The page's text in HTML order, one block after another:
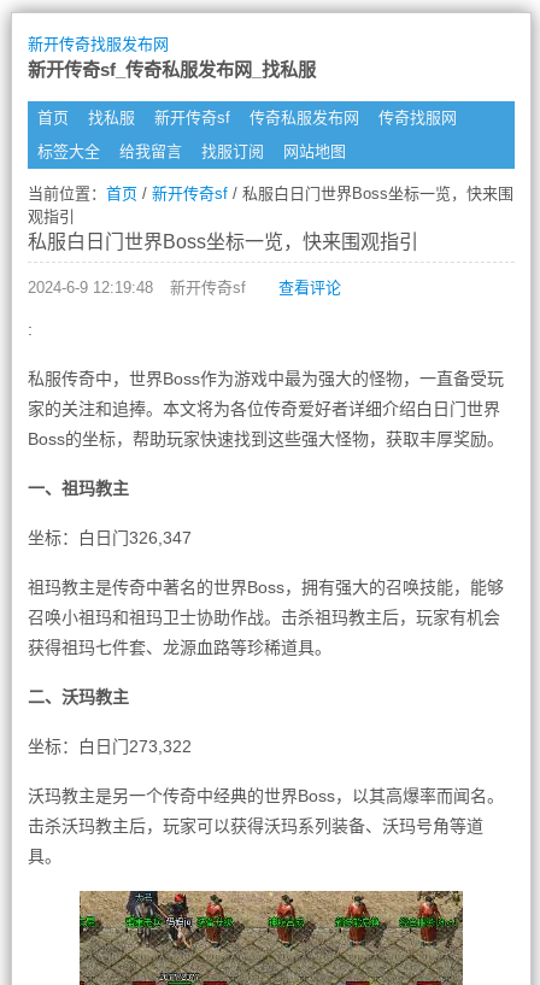
新开传奇找服发布网
新开传奇sf_传奇私服发布网_找私服
首页 找私服 新开传奇sf 传奇私服发布网
传奇找服网
标签大全
给我留言 找服订阅 网站地图
当前位置： 首页/ 新开传奇sf/ 私服白日门世界Boss坐标一览，快来围
观指引
私服白日门世界Boss坐标一览，快来围观指引
2024-6-9 12:19:48 新开传奇sf 查看评论
:
私服传奇中，世界Boss作为游戏中最为强大的怪物，一直备受玩
家的关注和追捧。本文将为各位传奇爱好者详细介绍白日门世界
Boss的坐标，帮助玩家快速找到这些强大怪物，获取丰厚奖励。
一、祖玛教主
坐标：白日门326,347
祖玛教主是传奇中著名的世界Boss，拥有强大的召唤技能，能够
召唤小祖玛和祖玛卫士协助作战。击杀祖玛教主后，玩家有机会
获得祖玛七件套、龙源血路等珍稀道具。
二、沃玛教主
坐标：白日门273,322
沃玛教主是另一个传奇中经典的世界Boss，以其高爆率而闻名。
击杀沃玛教主后，玩家可以获得沃玛系列装备、沃玛号角等道
具。